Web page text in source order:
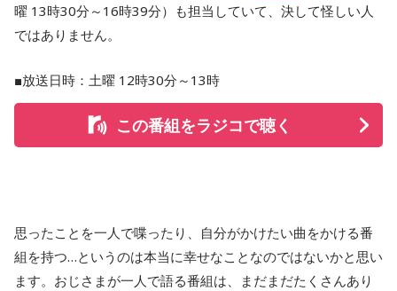
曜 13時30分～16時39分）も担当していて、決して怪しい人
ではありません。
■放送日時：土曜 12時30分～13時
この番組をラジコで聴く
思ったことを一人で喋ったり、自分がかけたい曲をかける番
組を持つ…というのは本当に幸せなことなのではないかと思い
ます。おじさまが一人で語る番組は、まだまだたくさんあり